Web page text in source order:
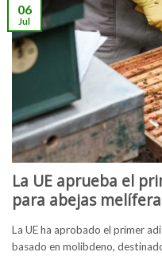
La UE aprueba el
para abejas
La UE ha aprobado el primer
basado en molibdeno,
06
Jul